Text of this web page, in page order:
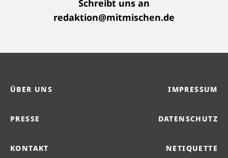
Schreibt uns an
redaktion@mitmischen.de
ÜBER UNS IMPRESSUM
PRESSE DATENSCHUTZ
KONTAKT NETIQUETTE